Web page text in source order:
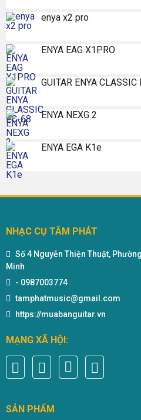
enya x2 pro
ENYA EAG X1PRO
GUITAR ENYA CLASSIC
ENYA NEXG 2
ENYA EGA K1e
NHẠC CỤ TÂM PHÁT
Số 4 Nguyễn Thiện Thuật,
Minh
- 0987003774
tamphatmusic@gmail.com
https://muabanguitar.vn
MẠNG XÃ HỘI:
SẢN PHẨM